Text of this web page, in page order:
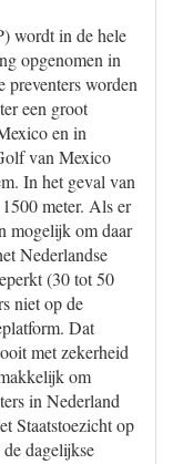
wordt in de hele
opgenomen in
worden
een groot
en in
van Mexico
In het geval van
meter. Als er
mogelijk om daar
Nederlandse
(30 tot 50
niet op de
Dat
met zekerheid
om
in Nederland
Staatstoezicht op
dagelijkse